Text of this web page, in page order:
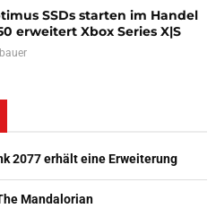
SSDs starten im Handel
erweitert Xbox Series X|S
2077 erhält eine Erweiterung
Mandalorian